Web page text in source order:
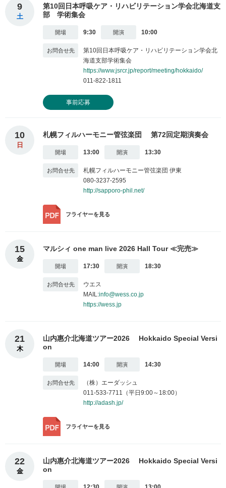
9
土
第10回日本呼吸ケア・リハビリテーション学会北海道支
部 学術集会
9:30 10:00
第10回日本呼吸ケア・リハビリテーション学会北
海道支部学術集会
https://www.jsrcr.jp/report/meeting/hokkaido/
011-822-1811
事前応募
10
日
札幌フィルハーモニー管弦楽団 第72回定期演奏会
13:00 13:30
札幌フィルハーモニー管弦楽団 伊東
080-3237-2595
http://sapporo-phil.net/
フライヤーを見る
15
金
マルシィ one man live 2026 Hall Tour ≪完売≫
17:30 18:30
ウエス
MAIL:info@wess.co.jp
https://wess.jp
21
木
山内惠介北海道ツアー2026 Hokkaido Special Versi
on
14:00 14:30
（株）エーダッシュ
011-533-7711（平日9:00～18:00）
http://adash.jp/
フライヤーを見る
22
金
山内惠介北海道ツアー2026 Hokkaido Special Versi
on